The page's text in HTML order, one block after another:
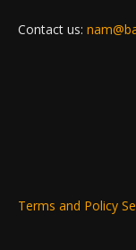
Contact us:
Terms and Policy